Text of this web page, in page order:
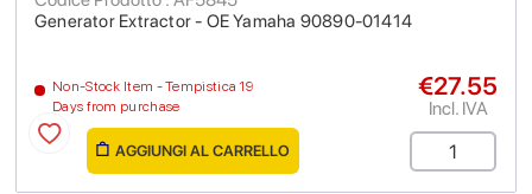
Generator Extractor - OE Yamaha 90890-01414
Non-Stock Item - Tempistica 19
Days from purchase
€27.55
Incl. IVA
AGGIUNGI AL CARRELLO